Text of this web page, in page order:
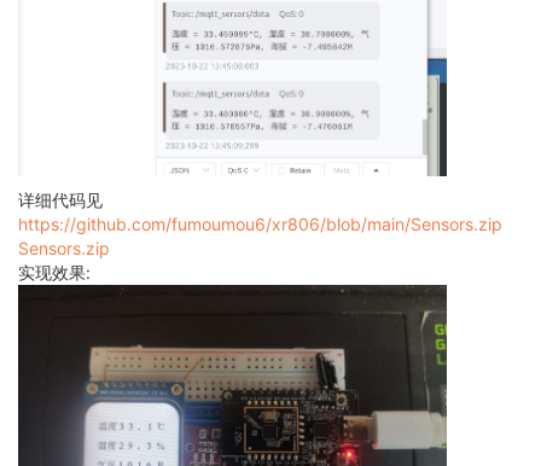
        ATH20_Read_CTdata(&CT);
printf("ct = %f%%\r\n", ( float
        flush_num(temperature, pressure, asl, CT /
        getMsg(pressure,temperature, asl, (
        OS_MSleep(
300);
    OS_ThreadDelete(&sensors_thread);
int main
{
    platform_init();
if
        OS_ThreadCreate(&sensors_thread,
                        sensors_fun,
                        (
void *)
                        OS_THREAD_PRIO_APP,
                        SENSORS_THREAD_STACK_SIZE);
详细代码见
https://github.com/fumoumou6/xr806/blob/main/Sensors.zip
Sensors.zip
实现效果: